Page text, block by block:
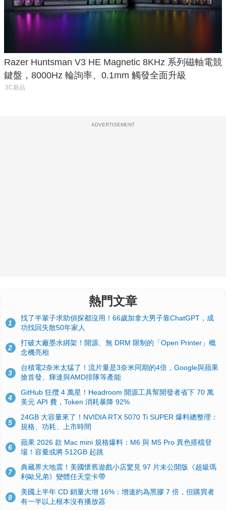
Razer Huntsman V3 HE Magnetic 8KHz 系列磁軸電競
鍵盤，8000Hz 輪詢率、0.1mm 觸發全面升級
3C新品
ADVERTISEMENT
熱門文章
1
找了半輩子求助偵探都沒用！66歲加拿大男子靠ChatGPT，成
功找回失散50年家人
2
打破大廠墨水綁架！開源、無 DRM 限制的「Open Printer」概
念機亮相
3
台積電2奈米太猛了！流片量是3奈米同期的4倍，Google與蘋果
搶首發、輝達與AMD排隊等產能
4
GitHub 狂攬 4 萬星！Headroom 開源工具幫開發者省下 70 萬
美元 API 費，Token 消耗暴降 92%
5
24GB 大容量來了！NVIDIA RTX 5070 Ti SUPER 爆料總整理：
規格、功耗、上市時間
6
蘋果 2026 款 Mac mini 規格爆料：M6 與 M5 Pro 異色搭檔登
場！容量或將 512GB 起跳
7
典藏界大地震！美國懷舊遊戲小店驚見 97 片未公開版《超級瑪
利歐兄弟》變體任天堂卡帶
8
美國上半年 CD 銷量大增 16%：增速約為黑膠 7 倍，但購買者
有一半以上根本沒有播放器